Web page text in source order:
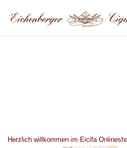
Herzlich willkommen im Eicifa